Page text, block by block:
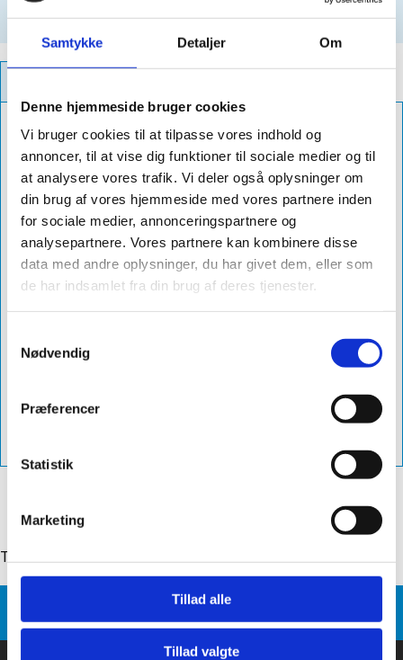
Samtykke Detaljer Om
Denne hjemmeside bruger cookies
Vi bruger cookies til at tilpasse vores indhold og
annoncer, til at vise dig funktioner til sociale medier og til
at analysere vores trafik. Vi deler også oplysninger om
din brug af vores hjemmeside med vores partnere inden
for sociale medier, annonceringspartnere og
analysepartnere. Vores partnere kan kombinere disse
data med andre oplysninger, du har givet dem, eller som
de har indsamlet fra din brug af deres tjenester.
Nødvendig
Præferencer
Statistik
Marketing
Tillad alle
Tillad valgte
Opret login
Farve
blank
Grader
10-32°
Diameter
ø280
Db Nummer
1960874
Levering
1-3 dage
Produktnavn
sabetoflex stål inddækning ø280 10-
32° blank
Varenummer
Tilbage til: sabetoflex stål inddækning
Produkt varianter
SabetoFLEX stål inddækning Ø280 10-32°